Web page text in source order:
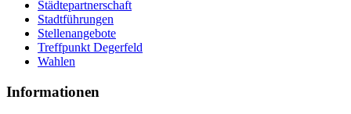
Städtepartnerschaft
Stadtführungen
Stellenangebote
Treffpunkt Degerfeld
Wahlen
Informationen